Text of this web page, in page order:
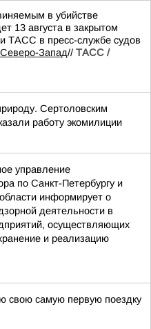
в убийстве
13 августа в закрытом
ТАСС в пресс-службе судов
Запад// ТАСС /
Сертоловским
работу экомилиции
управление
по Санкт-Петербургу и
информирует о
деятельности в
осуществляющих
и реализацию
свою самую первую поездку